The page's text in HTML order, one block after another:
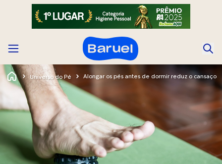
Universo do Pé Alongar os pés antes de dormir reduz o cansaço